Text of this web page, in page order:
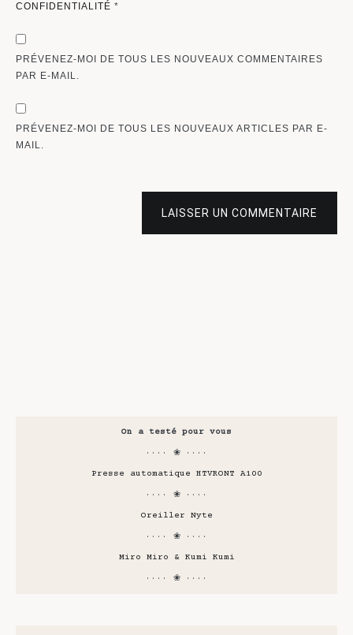
CONFIDENTIALITÉ *
PRÉVENEZ-MOI DE TOUS LES NOUVEAUX COMMENTAIRES
PAR E-MAIL.
PRÉVENEZ-MOI DE TOUS LES NOUVEAUX ARTICLES PAR E-
MAIL.
LAISSER UN COMMENTAIRE
On a testé pour vous
···· ❀ ····
Presse automatique HTVRONT A100
···· ❀ ····
Oreiller Nyte
···· ❀ ····
Miro Miro & Kumi Kumi
···· ❀ ····